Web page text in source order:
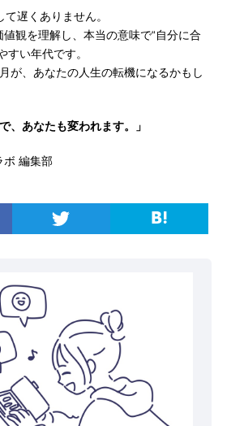
遅くありません。
観を理解し、本当の意味で“自分に合
すい年代です。
が、あなたの人生の転機になるかもし
あなたも変われます。」
ボ 編集部